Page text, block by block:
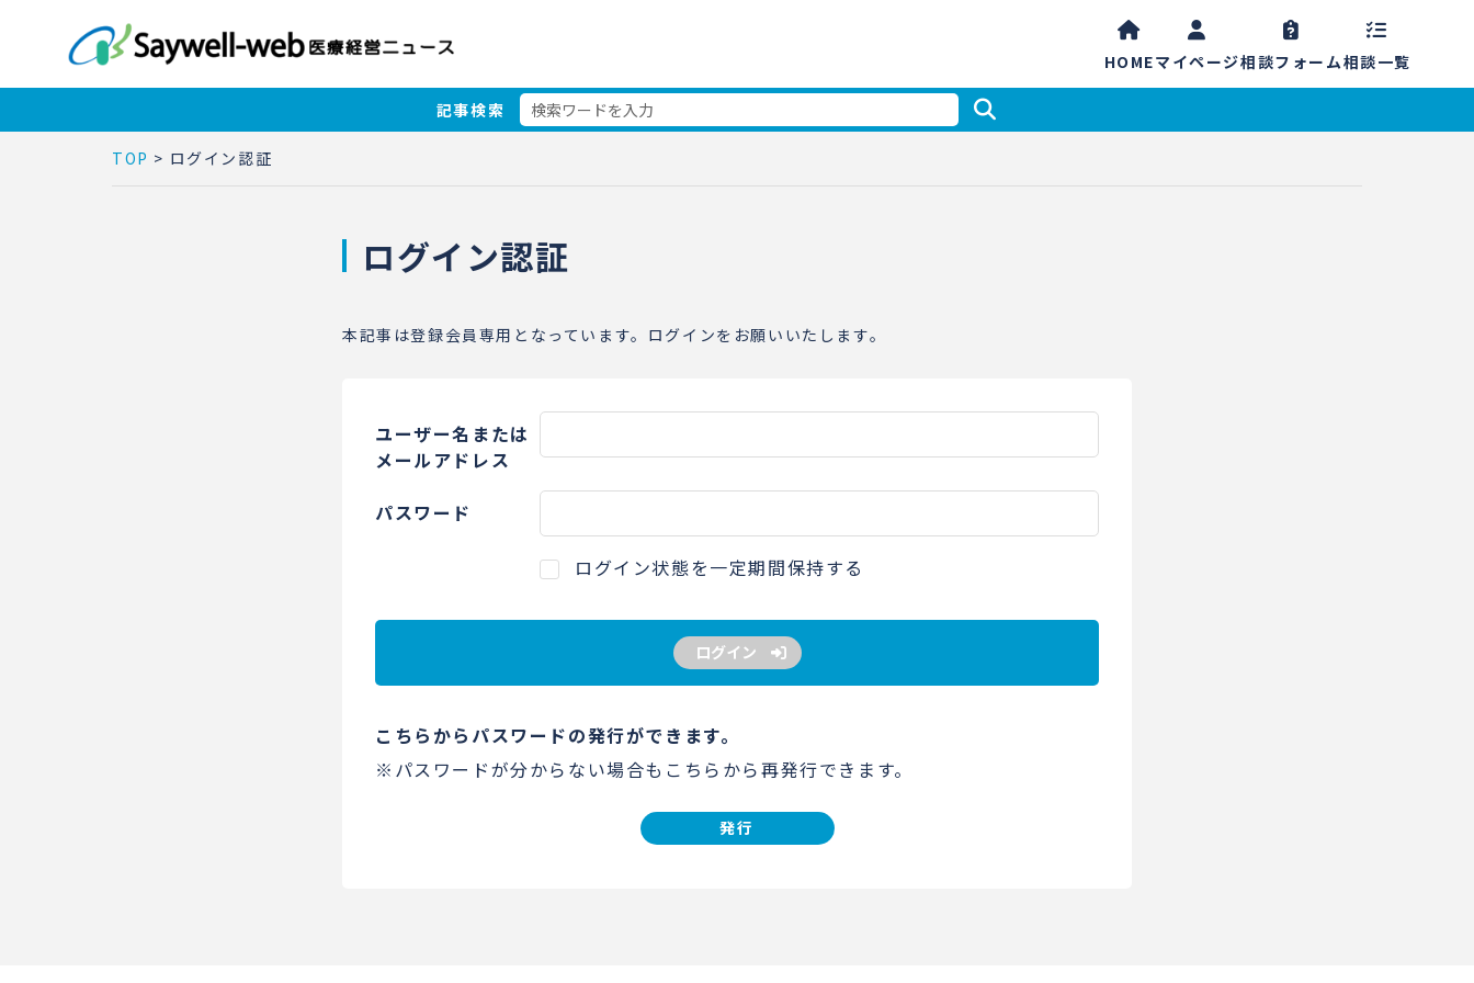
HOMEマイページ相談フォーム相談一覧
記事検索
TOP > ログイン認証
ログイン認証
本記事は登録会員専用となっています。ログインをお願いいたします。
ユーザー名または
メールアドレス
パスワード
ログイン状態を一定期間保持する
ログイン
こちらからパスワードの発行ができます。
※パスワードが分からない場合もこちらから再発行できます。
発行